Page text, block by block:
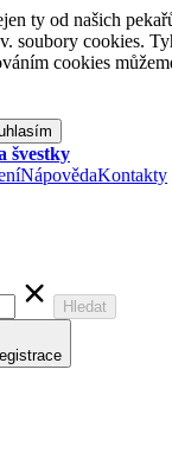
ty od našich
soubory cookies.
cookies
švestky
NápovědaKontakty
Hledat